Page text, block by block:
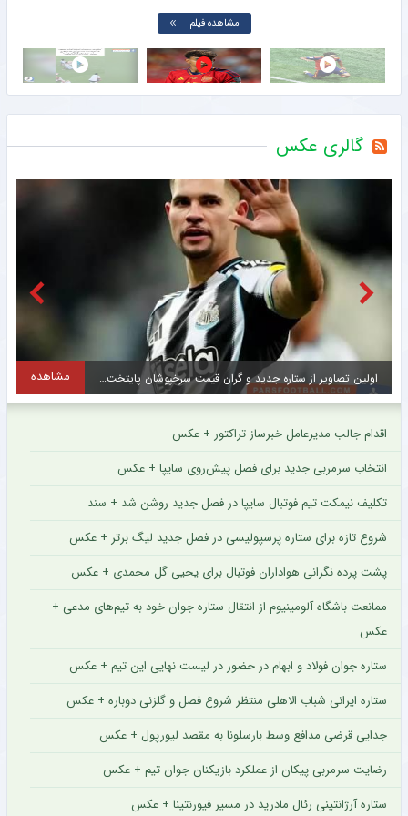
مشاهده فیلم
گالری عکس
حضور در لیگ یک انتخاب جالب چهره محبوب استقلال + عکس مشاهده
اقدام جالب مدیرعامل خبرساز تراکتور + عکس
انتخاب سرمربی جدید برای فصل پیش‌روی سایپا + عکس
تکلیف نیمکت تیم فوتبال سایپا در فصل جدید روشن شد + سند
شروع تازه برای ستاره پرسپولیسی در فصل جدید لیگ برتر + عکس
پشت پرده نگرانی هواداران فوتبال برای یحیی گل محمدی + عکس
ممانعت باشگاه آلومینیوم از انتقال ستاره جوان خود به تیم‌های مدعی +
عکس
ستاره جوان فولاد و ابهام در حضور در لیست نهایی این تیم + عکس
ستاره ایرانی شباب الاهلی منتظر شروع فصل و گلزنی دوباره + عکس
جدایی قرضی مدافع وسط بارسلونا به مقصد لیورپول + عکس
رضایت سرمربی پیکان از عملکرد بازیکنان جوان تیم + عکس
ستاره آرژانتینی رئال مادرید در مسیر فیورنتینا + عکس